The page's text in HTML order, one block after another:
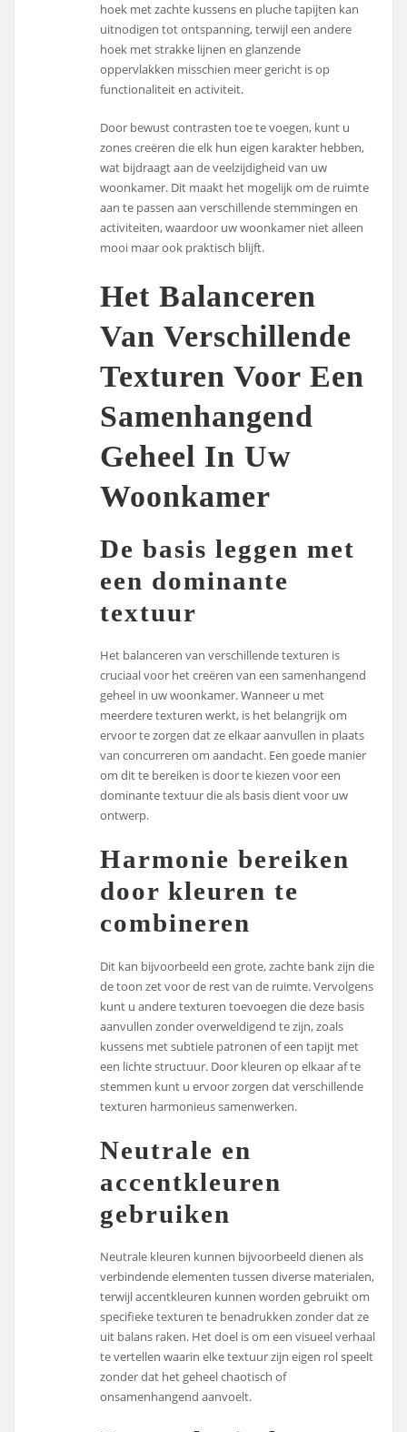
hoek met zachte kussens en pluche tapijten kan
uitnodigen tot ontspanning, terwijl een andere
hoek met strakke lijnen en glanzende
oppervlakken misschien meer gericht is op
functionaliteit en activiteit.
Door bewust contrasten toe te voegen, kunt u
zones creëren die elk hun eigen karakter hebben,
wat bijdraagt aan de veelzijdigheid van uw
woonkamer. Dit maakt het mogelijk om de ruimte
aan te passen aan verschillende stemmingen en
activiteiten, waardoor uw woonkamer niet alleen
mooi maar ook praktisch blijft.
Het Balanceren
Van Verschillende
Texturen Voor Een
Samenhangend
Geheel In Uw
Woonkamer
De basis leggen met
een dominante
textuur
Het balanceren van verschillende texturen is
cruciaal voor het creëren van een samenhangend
geheel in uw woonkamer. Wanneer u met
meerdere texturen werkt, is het belangrijk om
ervoor te zorgen dat ze elkaar aanvullen in plaats
van concurreren om aandacht. Een goede manier
om dit te bereiken is door te kiezen voor een
dominante textuur die als basis dient voor uw
ontwerp.
Harmonie bereiken
door kleuren te
combineren
Dit kan bijvoorbeeld een grote, zachte bank zijn die
de toon zet voor de rest van de ruimte. Vervolgens
kunt u andere texturen toevoegen die deze basis
aanvullen zonder overweldigend te zijn, zoals
kussens met subtiele patronen of een tapijt met
een lichte structuur. Door kleuren op elkaar af te
stemmen kunt u ervoor zorgen dat verschillende
texturen harmonieus samenwerken.
Neutrale en
accentkleuren
gebruiken
Neutrale kleuren kunnen bijvoorbeeld dienen als
verbindende elementen tussen diverse materialen,
terwijl accentkleuren kunnen worden gebruikt om
specifieke texturen te benadrukken zonder dat ze
uit balans raken. Het doel is om een visueel verhaal
te vertellen waarin elke textuur zijn eigen rol speelt
zonder dat het geheel chaotisch of
onsamenhangend aanvoelt.